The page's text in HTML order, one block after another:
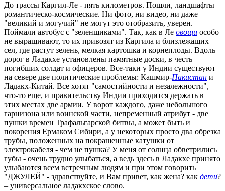
До трассы Каргил-Ле - пять километров. Пошли, ландшафты
романтическо-космические. Ни фото, ни видео, ни даже
"великий и могучий" не могут это отобразить, уверен.
Поймали автобус с "зеленщиками". Так, как в Ле овощи особо
не выращивают, то их привозят из Каргила и близлежащих
сел, где растут зелень, мелкая картошка и корнеплоды. Вдоль
дорог в Ладакхе установлены памятные доски, в честь
погибших солдат и офицеров. Все-таки у Индии существуют
на севере две политические проблемы: Кашмир-Пакистан и
Ладакх-Китай. Все хотят "самостийности и незалежности",
что-то еще, и правительству Индии приходится держать в
этих местах две армии. У ворот каждого, даже небольшого
гарнизона или воинской части, непременный атрибут - две
пушки времен Трафальгарской битвы, а может быть и
покорения Ермаком Сибири, а у некоторых просто два обрезка
трубы, положенных на покрашенные катушки от
электрокабеля - чем не пушка? У меня от солнца обветрились
губы - очень трудно улыбаться, а ведь здесь в Ладакхе принято
улыбаются всем встречным людям и при этом говорить
"ДЖУЛЕЙ" - здравствуйте, и Вам привет, как жена? как дети?
– универсальное ладакхское слово.